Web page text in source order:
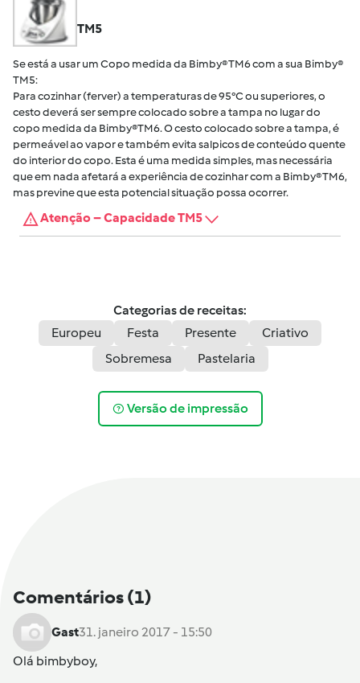
TM5
Se está a usar um Copo medida da Bimby® TM6 com a sua Bimby®
TM5:
Para cozinhar (ferver) a temperaturas de 95°C ou superiores, o
cesto deverá ser sempre colocado sobre a tampa no lugar do
copo medida da Bimby®TM6. O cesto colocado sobre a tampa, é
permeável ao vapor e também evita salpicos de conteúdo quente
do interior do copo. Esta é uma medida simples, mas necessária
que em nada afetará a experiência de cozinhar com a Bimby® TM6,
mas previne que esta potencial situação possa ocorrer.
Atenção – Capacidade TM5
Categorias de receitas:
Europeu
Festa Presente
Criativo
Sobremesa
Pastelaria
Versão de impressão
Comentários(1)
Gast31. janeiro 2017 - 15:50
Olá bimbyboy,